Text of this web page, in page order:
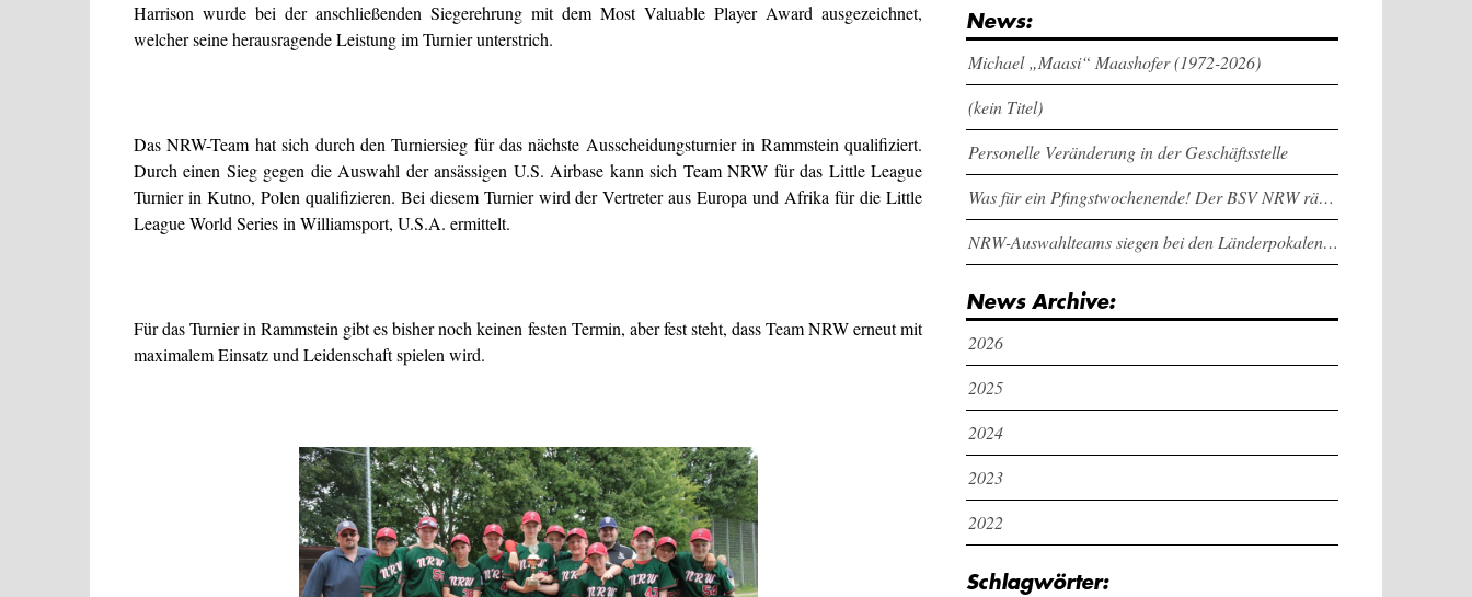
Harrison wurde bei der anschließenden Siegerehrung mit dem Most Valuable Player Award ausgezeichnet,
welcher seine herausragende Leistung im Turnier unterstrich.
Das NRW-Team hat sich durch den Turniersieg für das nächste Ausscheidungsturnier in Rammstein qualifiziert.
Durch einen Sieg gegen die Auswahl der ansässigen U.S. Airbase kann sich Team NRW für das Little League
Turnier in Kutno, Polen qualifizieren. Bei diesem Turnier wird der Vertreter aus Europa und Afrika für die Little
League World Series in Williamsport, U.S.A. ermittelt.
Für das Turnier in Rammstein gibt es bisher noch keinen festen Termin, aber fest steht, dass Team NRW erneut mit
maximalem Einsatz und Leidenschaft spielen wird.
News:
Michael „Maasi“ Maashofer (1972-2026)
(kein Titel)
Personelle Veränderung in der Geschäftsstelle
Was für ein Pfingstwochenende! Der BSV NRW räumt bei den Länderpokalen ab
NRW-Auswahlteams siegen bei den Länderpokalen und dem Deutschlandcup an Pfingsten
News Archive:
2026
2025
2024
2023
2022
Schlagwörter: